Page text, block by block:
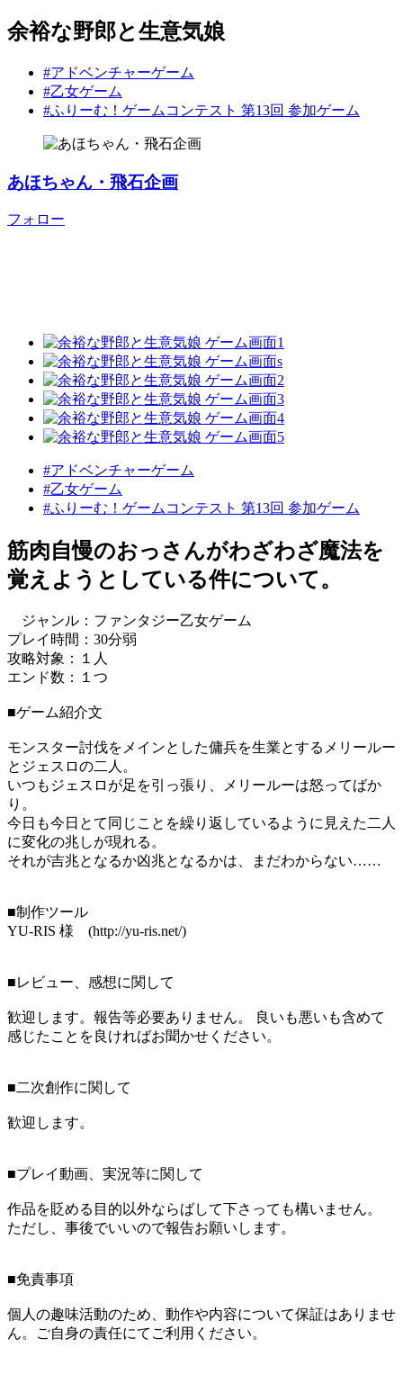
余裕な野郎と生意気娘
#アドベンチャーゲーム
#乙女ゲーム
#ふりーむ！ゲームコンテスト 第13回 参加ゲーム
あほちゃん・飛石企画
フォロー
#アドベンチャーゲーム
#乙女ゲーム
#ふりーむ！ゲームコンテスト 第13回 参加ゲーム
筋肉自慢のおっさんがわざわざ魔法を
覚えようとしている件について。
ジャンル：ファンタジー乙女ゲーム
プレイ時間：30分弱
攻略対象：１人
エンド数：１つ
■ゲーム紹介文
モンスター討伐をメインとした傭兵を生業とするメリールー
とジェスロの二人。
いつもジェスロが足を引っ張り、メリールーは怒ってばか
り。
今日も今日とて同じことを繰り返しているように見えた二人
に変化の兆しが現れる。
それが吉兆となるか凶兆となるかは、まだわからない……
■制作ツール
YU-RIS 様 (http://yu-ris.net/)
■レビュー、感想に関して
歓迎します。報告等必要ありません。 良いも悪いも含めて
感じたことを良ければお聞かせください。
■二次創作に関して
歓迎します。
■プレイ動画、実況等に関して
作品を貶める目的以外ならばして下さっても構いません。
ただし、事後でいいので報告お願いします。
■免責事項
個人の趣味活動のため、動作や内容について保証はありませ
ん。ご自身の責任にてご利用ください。